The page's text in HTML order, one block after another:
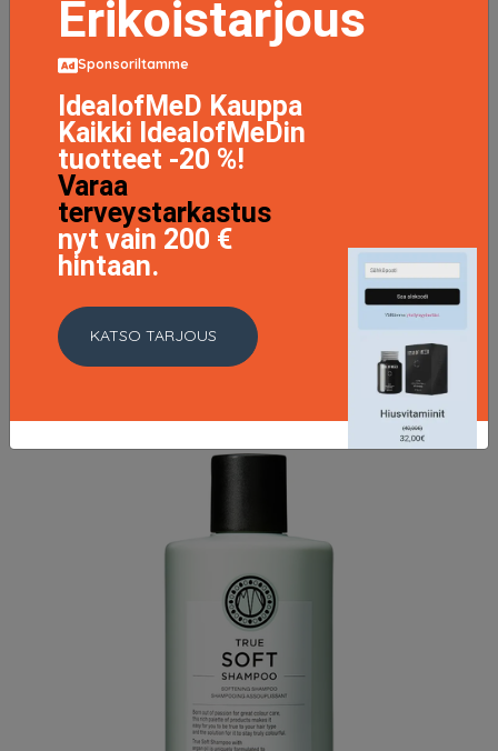
System Professional Smoothen Conditioner 200 ml
LISÄTIETOJA
Erikoistarjous
Sponsoriltamme
IdealofMeD Kauppa
Kaikki IdealofMeDin
tuotteet -20 %!
Varaa
terveystarkastus
nyt vain 200 €
hintaan.
KATSO TARJOUS